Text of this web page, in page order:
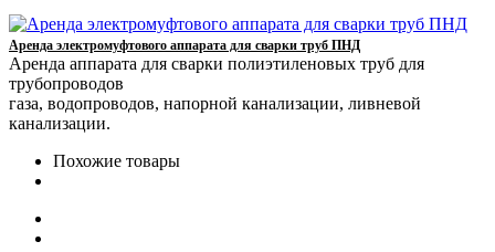
Аренда электромуфтового аппарата для сварки труб ПНД
Аренда аппарата для сварки полиэтиленовых труб для
трубопроводов
газа, водопроводов, напорной канализации, ливневой
канализации.
Похожие товары